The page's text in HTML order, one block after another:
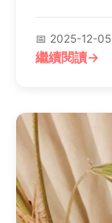
📅 2025-12-05
繼續閱讀